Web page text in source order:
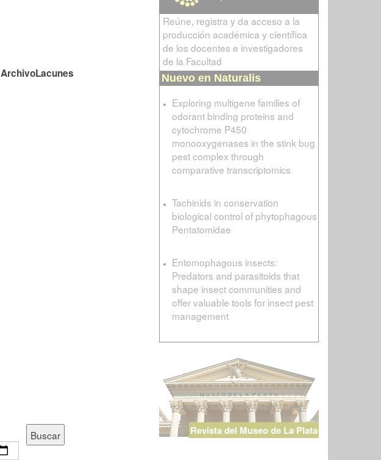
ArchivoLacunes
Reúne, registra y da acceso a la
producción académica y científica
de los docentes e investigadores
de la Facultad
Nuevo en Naturalis
Exploring multigene families of
odorant binding proteins and
cytochrome P450
monooxygenases in the stink bug
pest complex through
comparative transcriptomics
Tachinids in conservation
biological control of phytophagous
Pentatomidae
Entomophagous insects:
Predators and parasitoids that
shape insect communities and
offer valuable tools for insect pest
management
Revista del Museo de La Plata